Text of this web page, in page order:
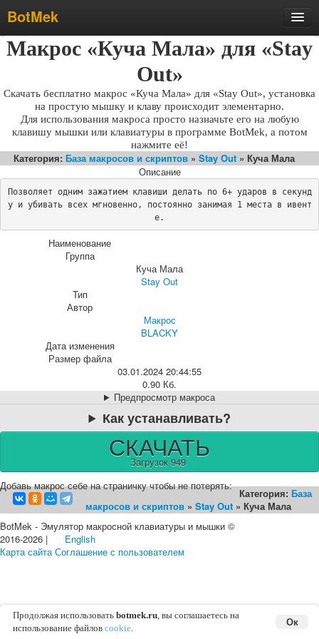
BotMek
Скачать
Обновления
Инструкция
Статьи
Бесплатные макросы
Отзывы
Поддержка
Макрос «Куча Мала» для «Stay
Out»
Скачать бесплатно макрос «Куча Мала» для «Stay Out», установка
на простую мышку и клаву происходит элементарно.
Для использования макроса просто назначьте его на любую
клавишу мышки или клавиатуры в программе BotMek, а потом
нажмите её!
Категория: База макросов и скриптов » Stay Out » Куча Мала
Описание
Позволяет одним зажатием клавиши делать по 6+ ударов в секунд
у и убивать всех мгновенно, постоянно занимая 1 места в ивент
е.
Наименование
Группа
Куча Мала
Stay Out
Тип
Автор
Макрос
BLACKY
Дата изменения
Размер файла
03.01.2024 20:44:55
0.90 Кб.
Предпросмотр макроса
Как устанавливать?
СКАЧАТЬ
Загрузок 949
Добавь макрос себе на страничку чтобы не потерять:
Категория: База
макросов и скриптов » Stay Out » Куча Мала
BotMek - Эмулятор макросной клавиатуры и мышки ©
2016-2026 |
English
Карта сайта Соглашение с пользователем